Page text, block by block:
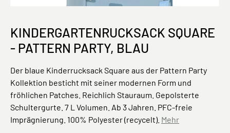
KINDERGARTENRUCKSACK SQUARE
- PATTERN PARTY, BLAU
Der blaue Kinderrucksack Square aus der Pattern Party
Kollektion besticht mit seiner modernen Form und
fröhlichen Patches. Reichlich Stauraum. Gepolsterte
Schultergurte. 7 L Volumen. Ab 3 Jahren. PFC-freie
Imprägnierung. 100% Polyester (recycelt). Mehr